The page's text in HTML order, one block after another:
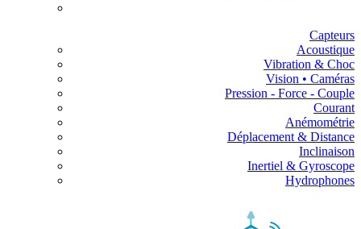
Capteurs
Acoustique
Vibration & Choc
Vision • Caméras
Pression - Force - Couple
Courant
Anémométrie
Déplacement & Distance
Inclinaison
Inertiel & Gyroscope
Hydrophones